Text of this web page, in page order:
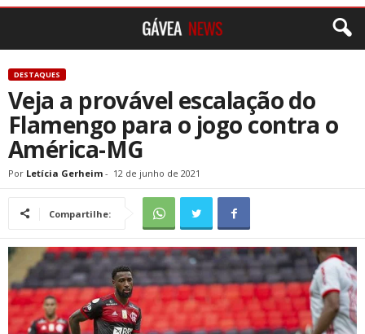
DESTAQUES
Veja a provável escalação do
Flamengo para o jogo contra o
América-MG
Por Letícia Gerheim - 12 de junho de 2021
Compartilhe: